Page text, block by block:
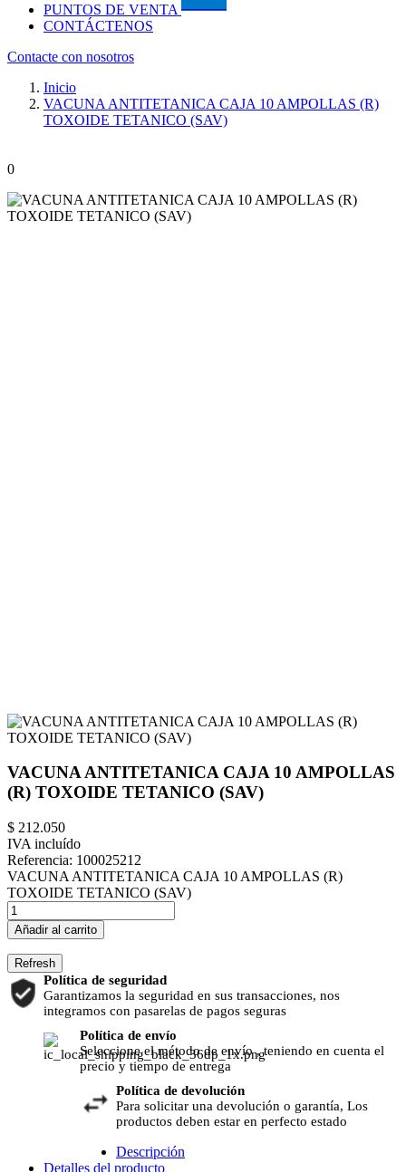
PUNTOS DE VENTA
CONTÁCTENOS
Contacte con nosotros
Inicio
VACUNA ANTITETANICA CAJA 10 AMPOLLAS (R)
TOXOIDE TETANICO (SAV)
0
VACUNA ANTITETANICA CAJA 10 AMPOLLAS
(R) TOXOIDE TETANICO (SAV)
$ 212.050
IVA incluído
Referencia: 100025212
VACUNA ANTITETANICA CAJA 10 AMPOLLAS (R)
TOXOIDE TETANICO (SAV)
Añadir al carrito
Política de seguridad
Garantizamos la seguridad en sus transacciones, nos
integramos con pasarelas de pagos seguras
Política de envío
Seleccione el método de envío , teniendo en cuenta el
precio y tiempo de entrega
Política de devolución
Para solicitar una devolución o garantía, Los
productos deben estar en perfecto estado
Descripción
Detalles del producto